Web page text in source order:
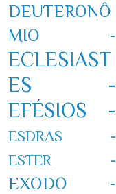
DEUTERONÔ
MIO -
ECLESIAST
ES -
EFÉSIOS -
ESDRAS -
ESTER -
EXODO -